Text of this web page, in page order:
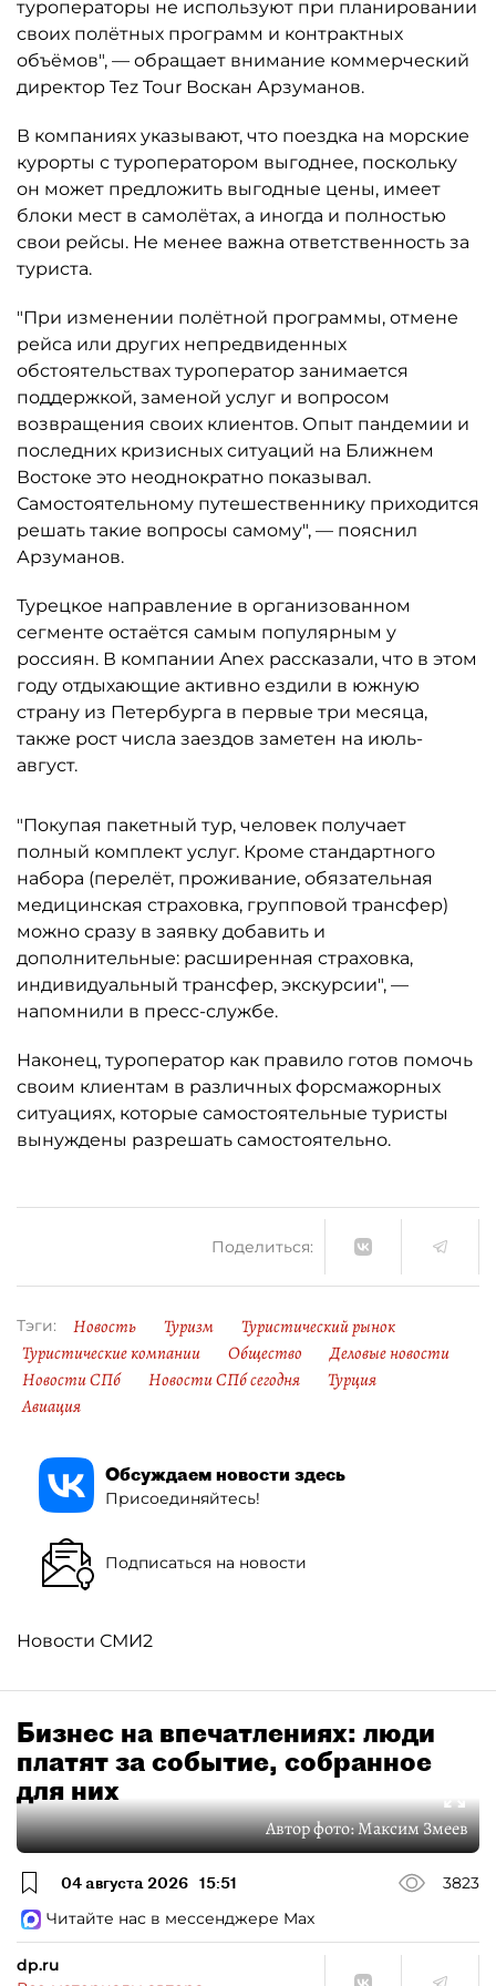
туроператоры не используют при планировании
своих полётных программ и контрактных
объёмов", — обращает внимание коммерческий
директор Tez Tour Воскан Арзуманов.
В компаниях указывают, что поездка на морские
курорты с туроператором выгоднее, поскольку
он может предложить выгодные цены, имеет
блоки мест в самолётах, а иногда и полностью
свои рейсы. Не менее важна ответственность за
туриста.
"При изменении полётной программы, отмене
рейса или других непредвиденных
обстоятельствах туроператор занимается
поддержкой, заменой услуг и вопросом
возвращения своих клиентов. Опыт пандемии и
последних кризисных ситуаций на Ближнем
Востоке это неоднократно показывал.
Самостоятельному путешественнику приходится
решать такие вопросы самому", — пояснил
Арзуманов.
Турецкое направление в организованном
сегменте остаётся самым популярным у
россиян. В компании Anex рассказали, что в этом
году отдыхающие активно ездили в южную
страну из Петербурга в первые три месяца,
также рост числа заездов заметен на июль-
август.
"Покупая пакетный тур, человек получает
полный комплект услуг. Кроме стандартного
набора (перелёт, проживание, обязательная
медицинская страховка, групповой трансфер)
можно сразу в заявку добавить и
дополнительные: расширенная страховка,
индивидуальный трансфер, экскурсии", —
напомнили в пресс-службе.
Наконец, туроператор как правило готов помочь
своим клиентам в различных форсмажорных
ситуациях, которые самостоятельные туристы
вынуждены разрешать самостоятельно.
Поделиться:
Тэги: Новость Туризм
Туристический рынок
Туристические компании
Общество
Деловые новости
Новости СПб
Новости СПб сегодня
Турция
Авиация
Обсуждаем новости здесь
Присоединяйтесь!
Подписаться на новости
Новости СМИ2
Бизнес на впечатлениях: люди
платят за событие, собранное
для них
Автор фото:Максим Змеев
04 августа 2026 15:51
3823
Читайте нас в мессенджере Max
dp.ru